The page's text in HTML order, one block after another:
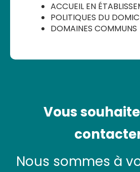
ACCUEIL EN
POLITIQUES DU
DOMAINES COMMUNS
Vous
Nous sommes à